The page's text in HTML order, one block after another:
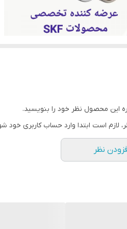
این محصول نظر خود را بنویسید.
لازم است ابتدا وارد حساب کاربری خود
نظر